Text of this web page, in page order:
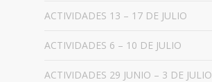
ACTIVIDADES 13 – 17 DE JULIO
ACTIVIDADES 6 – 10 DE JULIO
ACTIVIDADES 29 JUNIO – 3 DE JULIO